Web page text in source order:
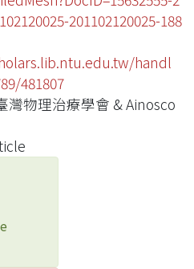
201102120025-188
handl
481807
灣物理治療學會 & Ainosco